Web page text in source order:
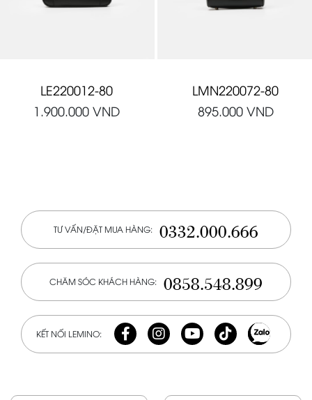
LE220012-80
1.900.000 VND
LMN220072-80
895.000VND
TƯ VẤN/ĐẶT MUA HÀNG: 0332.000.666
CHĂM SÓC KHÁCH HÀNG: 0858.548.899
KẾT NỐI LEMINO: